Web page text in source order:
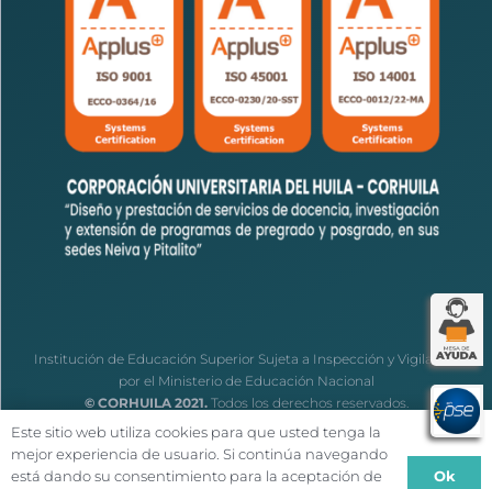
Institución de Educación Superior Sujeta a Inspección y Vigilancia
por el Ministerio de Educación Nacional
© CORHUILA 2021. Todos los derechos reservados.
Este sitio web utiliza cookies para que usted tenga la
mejor experiencia de usuario. Si continúa navegando
está dando su consentimiento para la aceptación de
Ok